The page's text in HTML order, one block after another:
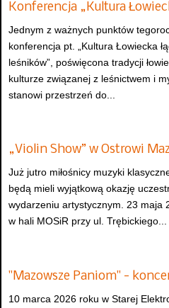
Konferencja „Kultura
Jednym z ważnych punktów
konferencja pt. „Kultura Łowiecka
leśników”, poświęcona tradycji
kulturze związanej z leśnictwem i
stanowi przestrzeń do...
„Violin Show” w Ostrowi
Już jutro miłośnicy muzyki
będą mieli wyjątkową okazję
wydarzeniu artystycznym. 23 maja
w hali MOSiR przy ul. Trębickiego...
"Mazowsze Paniom" -
10 marca 2026 roku w Starej